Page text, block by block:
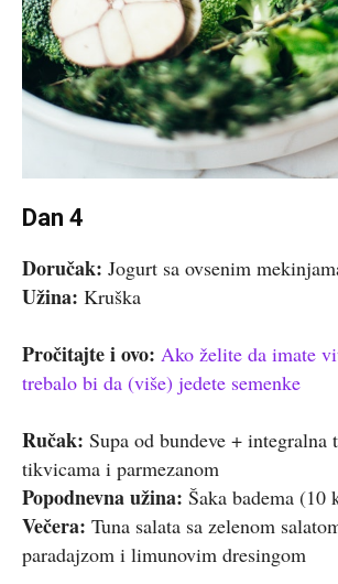
Dan 4
Doručak: Jogurt sa ovsenim
Užina: Kruška
Pročitajte i ovo: Ako želite da imate
trebalo bi da (više) jedete semenke
Ručak: Supa od bundeve + integralna
tikvicama i parmezanom
Popodnevna užina: Šaka badema (10
Večera: Tuna salata sa zelenom
paradajzom i limunovim dresingom